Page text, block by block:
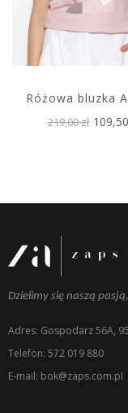
Różowa bluzka
219,00 zł
Dzielimy się naszą
Adres: Gospodarz 56A,
Telefon: 572 019 880
E-mail: bok@zaps.com.pl